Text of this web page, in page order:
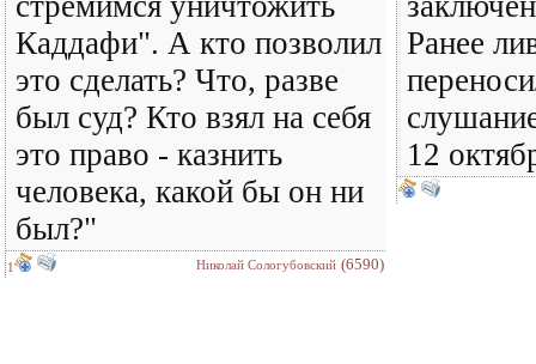
Каддафи". А кто позволил
это сделать? Что, разве
был суд? Кто взял на себя
это право - казнить
человека, какой бы он ни
был?"
1 Николай Сологубовский (6590)
Ранее
12